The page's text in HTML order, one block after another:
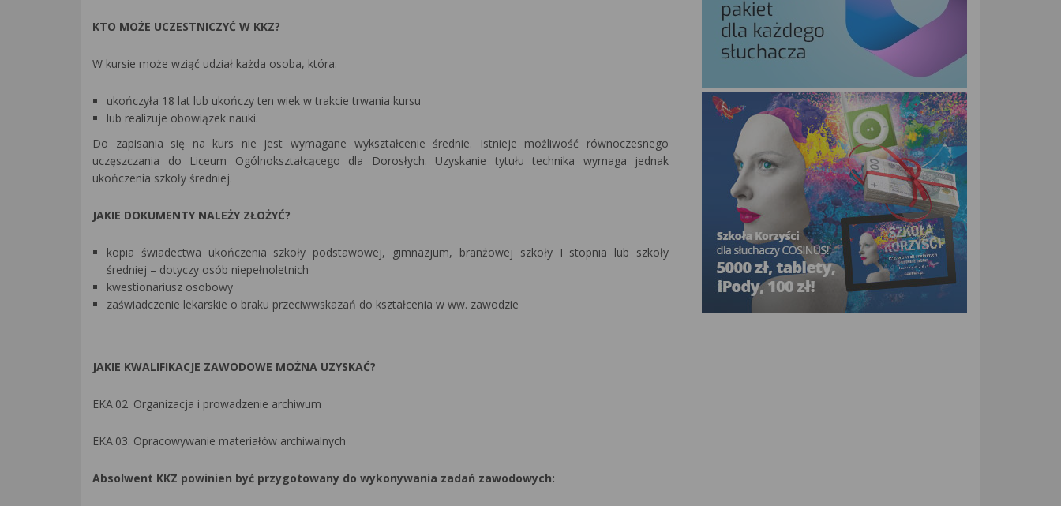
KTO MOŻE UCZESTNICZYĆ W KKZ?
W kursie może wziąć udział każda osoba, która:
ukończyła 18 lat lub ukończy ten wiek w trakcie trwania kursu
lub realizuje obowiązek nauki.
Do zapisania się na kurs nie jest wymagane wykształcenie średnie. Istnieje możliwość równoczesnego
uczęszczania do Liceum Ogólnokształcącego dla Dorosłych. Uzyskanie tytułu technika wymaga jednak
ukończenia szkoły średniej.
JAKIE DOKUMENTY NALEŻY ZŁOŻYĆ?
kopia świadectwa ukończenia szkoły podstawowej, gimnazjum, branżowej szkoły I stopnia lub szkoły
średniej – dotyczy osób niepełnoletnich
kwestionariusz osobowy
zaświadczenie lekarskie o braku przeciwwskazań do kształcenia w ww. zawodzie
JAKIE KWALIFIKACJE ZAWODOWE MOŻNA UZYSKAĆ?
EKA.02. Organizacja i prowadzenie archiwum
EKA.03. Opracowywanie materiałów archiwalnych
Absolwent KKZ powinien być przygotowany do wykonywania zadań zawodowych: